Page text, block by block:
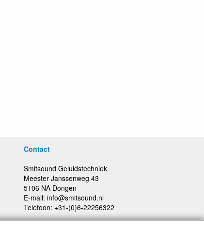
Contact
Smitsound Geluidstechniek
Meester Janssenweg 43
5106 NA Dongen
E-mail: info@smitsound.nl
Telefoon: +31-(0)6-22256322